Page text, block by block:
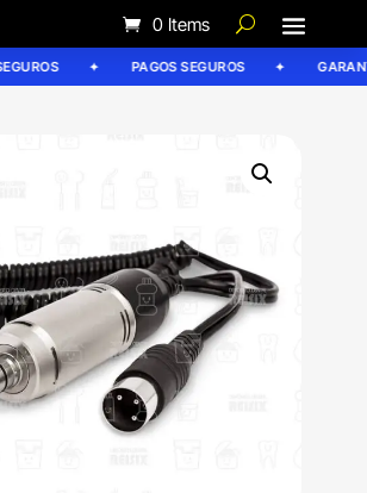
0 Items
PAGOS SEGUROS